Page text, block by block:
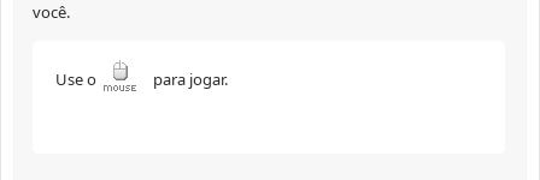
você.
Use o para jogar.